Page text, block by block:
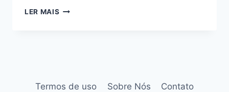
LER MAIS
Termos de uso Sobre Nós
Contato